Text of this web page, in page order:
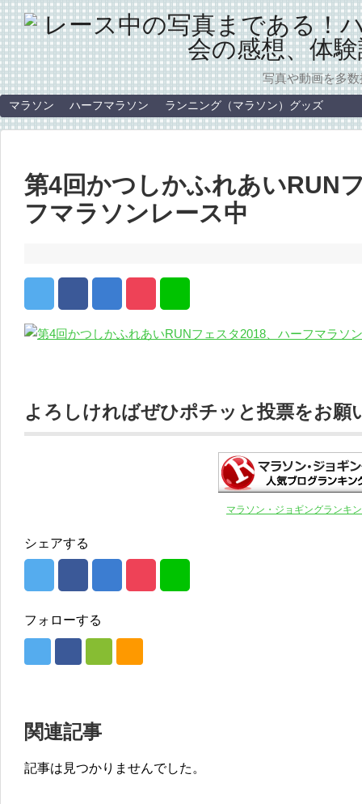
写真や動画を多
マラソン ハーフマラソン ランニング（マラソン）グッズ
第4回かつしかふれあいRUN
フマラソンレース中
よろしければぜひポチッと投票をお願
マラソン・ジョギングランキ
シェアする
フォローする
関連記事
記事は見つかりませんでした。